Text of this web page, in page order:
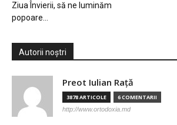
Ziua Învierii, să ne luminăm
popoare…
Autorii noștri
Preot Iulian Raţă
3878 ARTICOLE 6 COMENTARII
http://www.ortodoxia.md